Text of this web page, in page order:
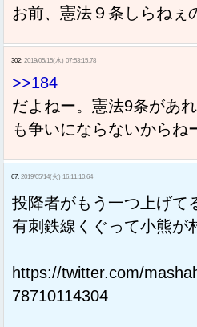
お前、憲法９条しらねぇ
302: 2019/05/15(水) 07:53:15.78
>>184
だよねー。憲法9条があ
も争いにならないからね
67: 2019/05/14(火) 16:11:10.64
投降者がもう一つ上げて
有刺鉄線くぐって小熊が
https://twitter.com/
78710114304